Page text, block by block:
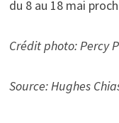
du 8 au 18 mai
Crédit photo: Percy
Source: Hughes